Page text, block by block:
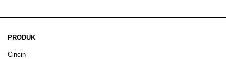
PRODUK
Cincin